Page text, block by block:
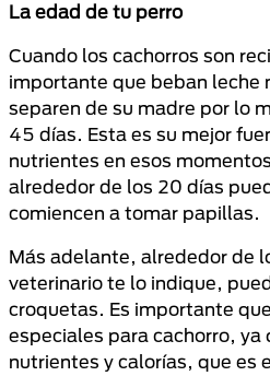
La edad de tu perro
Cuando los cachorros son
importante que beban leche
separen de su madre por lo
45 días. Esta es su mejor
nutrientes en esos
alrededor de los 20 días
comiencen a tomar papillas.
Más adelante, alrededor de
veterinario te lo indique,
croquetas. Es importante
especiales para cachorro, ya
nutrientes y calorías, que es